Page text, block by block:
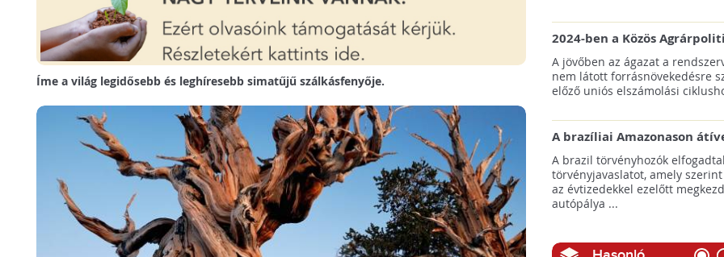
Íme a világ legidősebb és leghíresebb simatűjű szálkásfenyője.
2024-ben a Közös
keretein belül az
pályázatok az elsők között
majd meg
A jövőben az ágazat a
nem látott forrásnövekedésre
előző uniós elszámolási
A brazíliai Amazonason
autópálya robbanásszerű
erdőirtást indíthat el
A brazil törvényhozók
törvényjavaslatot, amely
az évtizedekkel ezelőtt
autópálya ...